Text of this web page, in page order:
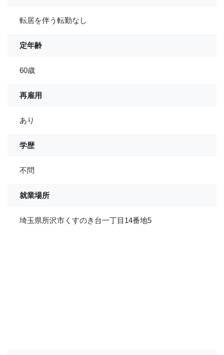
転居を伴う転勤なし
定年齢
60歳
再雇用
あり
学歴
不問
就業場所
埼玉県所沢市くすのき台一丁目14番地5